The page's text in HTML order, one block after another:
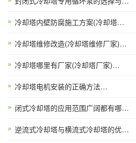
冷却塔内壁防腐施工方案(冷却塔…
冷却塔维修改造(冷却塔维修厂家)…
冷却塔哪里有厂家(冷却塔厂家)…
冷却塔电机安装的正确方法…
闭式冷却塔的应用范围广阔都有哪…
逆流式冷却塔与横流式冷却塔的优…